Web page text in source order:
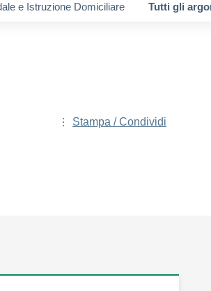
e Istruzione Domiciliare Tutti gli
Stampa / Condividi